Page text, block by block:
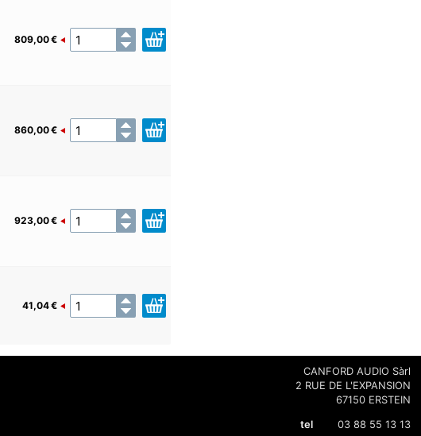
809,00 €
860,00 €
923,00 €
41,04 €
CANFORD AUDIO Sàrl
2 RUE DE L'EXPANSION
67150 ERSTEIN
tel
03 88 55 13 13